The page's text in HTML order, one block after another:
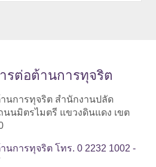
รต่อต้านการทุจริต
นการทุจริต สำนักงานปลัด
นนมิตรไมตรี แขวงดินแดง เขต
การทุจริต โทร. 0 2232 1002 -